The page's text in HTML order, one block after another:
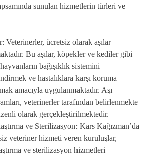
sunulan hizmetlerin türleri ve
Veterinerler, ücretsiz olarak aşılar
Bu aşılar, köpekler ve kediler gibi
bağışıklık sistemini
ve hastalıklara karşı koruma
amacıyla uygulanmaktadır. Aşı
veterinerler tarafından belirlenmekte
olarak gerçekleştirilmektedir.
ve Sterilizasyon: Kars Kağızman’da
veteriner hizmeti veren kuruluşlar,
ve sterilizasyon hizmetleri